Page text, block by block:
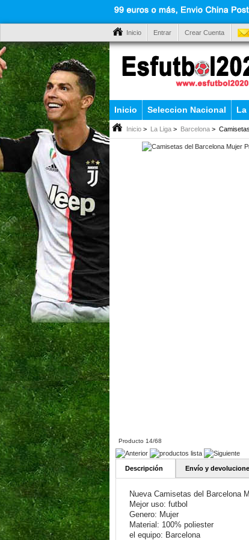
Inicio Entrar Crear Cuenta
Inicio Seleccion Nacional La
Inicio > La Liga > Barcelona >
Producto 14/68
Descripción Envío y
Nueva Camisetas del Barcelona
Mejor uso: futbol
Genero: Mujer
Material: 100% poliester
el equipo: Barcelona